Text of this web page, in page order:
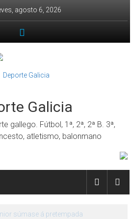
agosto 6, 2026
Galicia
gallego. Fútbol, 1ª, 2ª, 2ª B. 3ª,
atletismo, balonmano
súmase á pretempada